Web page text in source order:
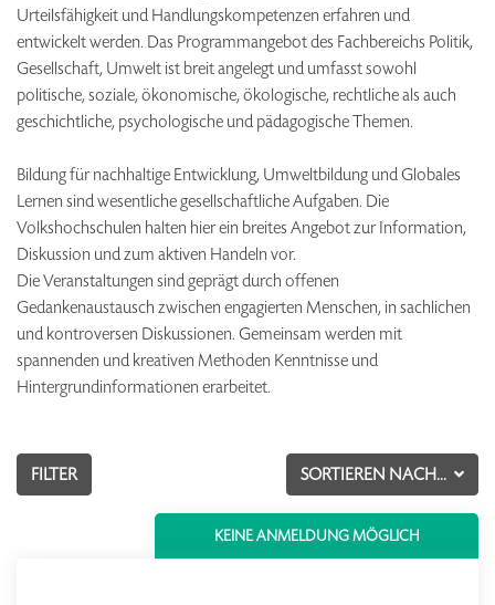
Urteilsfähigkeit und Handlungskompetenzen erfahren und
entwickelt werden. Das Programmangebot des Fachbereichs Politik,
Gesellschaft, Umwelt ist breit angelegt und umfasst sowohl
politische, soziale, ökonomische, ökologische, rechtliche als auch
geschichtliche, psychologische und pädagogische Themen.
Bildung für nachhaltige Entwicklung, Umweltbildung und Globales
Lernen sind wesentliche gesellschaftliche Aufgaben. Die
Volkshochschulen halten hier ein breites Angebot zur Information,
Diskussion und zum aktiven Handeln vor.
Die Veranstaltungen sind geprägt durch offenen
Gedankenaustausch zwischen engagierten Menschen, in sachlichen
und kontroversen Diskussionen. Gemeinsam werden mit
spannenden und kreativen Methoden Kenntnisse und
Hintergrundinformationen erarbeitet.
SORTIEREN NACH...
FILTER
KEINE ANMELDUNG MÖGLICH